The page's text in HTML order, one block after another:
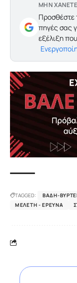
ΜΗΝ
Προσθέστε
πηγές σας
εξέλιξη
TAGGED: ΒΆΔΗ-
ΜΕΛΈΤΗ - ΈΡΕΥΝΑ